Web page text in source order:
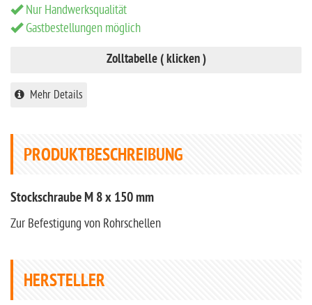
Nur Handwerksqualität
Gastbestellungen möglich
Zolltabelle ( klicken )
Mehr Details
PRODUKTBESCHREIBUNG
Stockschraube M 8 x 150 mm
Zur Befestigung von Rohrschellen
HERSTELLER